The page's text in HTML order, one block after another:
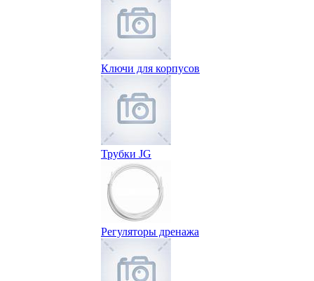
Ключи для корпусов
Трубки JG
Регуляторы дренажа